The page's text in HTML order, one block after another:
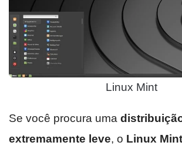
Linux Mint
Se você procura uma
extremamente leve, o Linux Mint